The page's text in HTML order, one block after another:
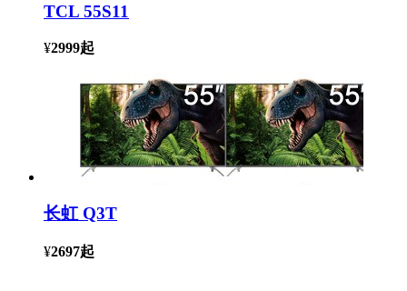
TCL 55S11
¥2999起
长虹 Q3T
¥2697起